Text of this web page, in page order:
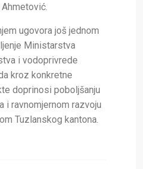
ugovora još jednom
Ministarstva
i vodoprivrede
kroz konkretne
doprinosi poboljšanju
i ravnomjernom razvoju
Tuzlanskog kantona.